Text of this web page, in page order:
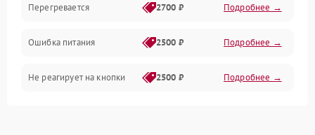
Перегревается 2700 ₽ Подробнее →
Ошибка питания 2500 ₽ Подробнее →
Не реагирует на кнопки 2500 ₽ Подробнее →